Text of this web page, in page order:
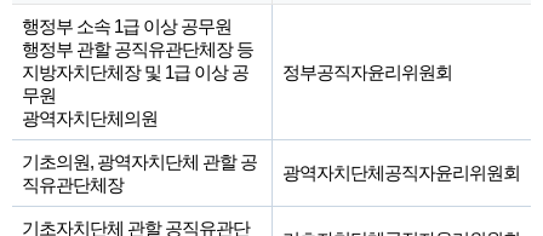
행정부 소속 1급 이상 공무원
행정부 관할 공직유관단체장 등
지방자치단체장 및 1급 이상 공
무원
광역자치단체의원
정부공직자윤리위원회
기초의원, 광역자치단체 관할 공
직유관단체장
광역자치단체공직자윤리위원회
기초자치단체 관할 공직유관단